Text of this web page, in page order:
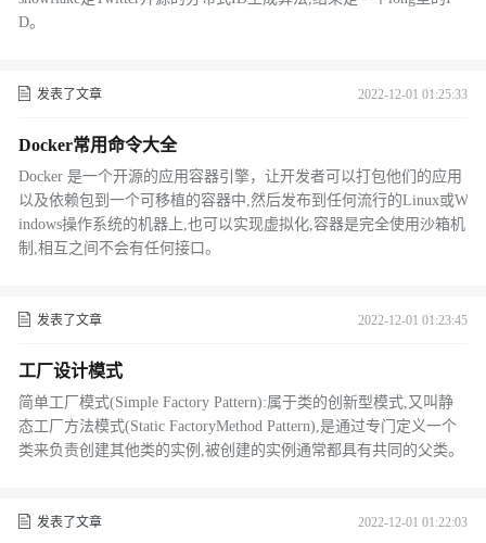
D。
发表了文章 2022-12-01 01:25:33
Docker常用命令大全
Docker 是一个开源的应用容器引擎，让开发者可以打包他们的应用
以及依赖包到一个可移植的容器中,然后发布到任何流行的Linux或W
indows操作系统的机器上,也可以实现虚拟化,容器是完全使用沙箱机
制,相互之间不会有任何接口。
发表了文章 2022-12-01 01:23:45
工厂设计模式
简单工厂模式(Simple Factory Pattern):属于类的创新型模式,又叫静
态工厂方法模式(Static FactoryMethod Pattern),是通过专门定义一个
类来负责创建其他类的实例,被创建的实例通常都具有共同的父类。
发表了文章 2022-12-01 01:22:03